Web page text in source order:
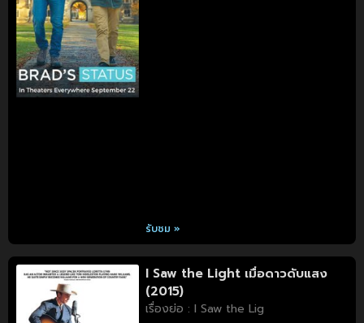
รับชม »
I Saw the Light เมื่อดาวดับแสง
(2015)
เรื่องย่อ : I Saw the Lig